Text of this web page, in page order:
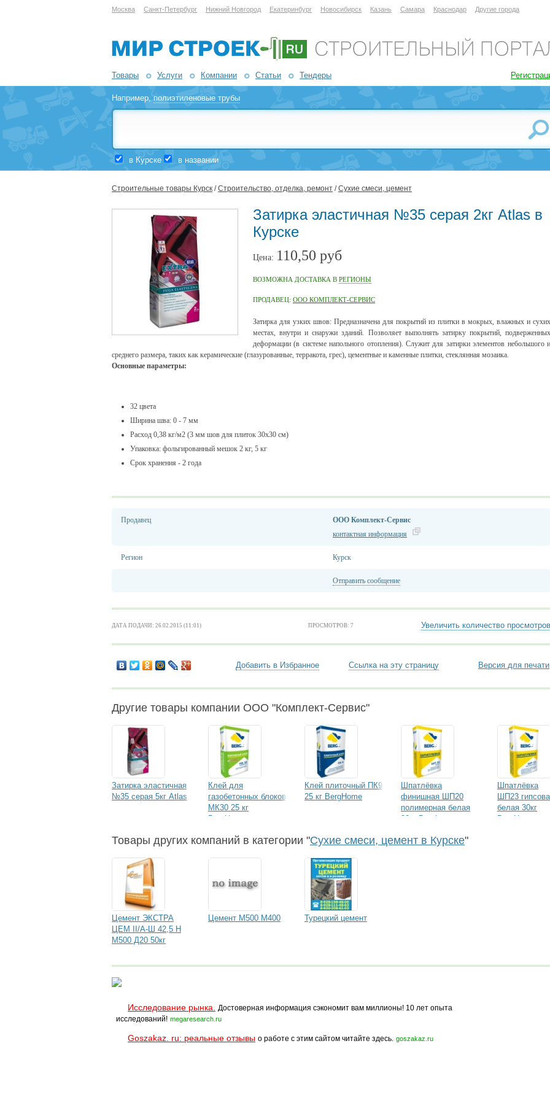
Москва Санкт-Петербург Нижний Новгород Екатеринбург Новосибирск Казань Самара Краснодар Другие города
Товары Услуги Компании Статьи Тендеры
Например,полиэтиленовые трубы
в Курске в названии
Строительные товары Курск /Строительство, отделка, ремонт /Сухие смеси, цемент
Затирка эластичная №35 серая 2кг Atlas в
Курске
Цена: 110,50 руб
ВОЗМОЖНА ДОСТАВКА В РЕГИОНЫ
ПРОДАВЕЦ: ООО КОМПЛЕКТ-СЕРВИС
Затирка для узких швов: Предназначена для покрытий из плитки в мокрых, влажных и сухих
местах, внутри и снаружи зданий. Позволяет выполнять затирку покрытий, подверженных
деформации (в системе напольного отопления). Служит для затирки элементов небольшого и
среднего размера, таких как керамические (глазурованные, терракота, грес), цементные и каменные плитки, стеклянная мозаика.
Основные параметры:
32 цвета
Ширина шва: 0 - 7 мм
Расход 0,38 кг/м2 (3 мм шов для плиток 30х30 см)
Упаковка: фольгированный мешок 2 кг, 5 кг
Срок хранения - 2 года
Продавец
ООО Комплект-Сервис
контактная информация
Регион Курск
Отправить сообщение
ДАТА ПОДАЧИ: 26.02.2015 (11:01) ПРОСМОТРОВ: 7 Увеличить количество просмотров
Добавить в Избранное Ссылка на эту страницу Версия для печати
Другие товары компании ООО "Комплект-Сервис"
Затирка эластичная
№35 серая 5кг Atlas
Клей для
газобетонных блоков
МК30 25 кг
BergHome
Клей плиточный ПК9
25 кг BergHome
Шпатлёвка
финишная ШП20
полимерная белая
20кг Berghome
Шпатлёвка
ШП23
белая 30кг
BergHome
Товары других компаний в категории "Сухие смеси, цемент в Курске"
Цемент ЭКСТРА
ЦЕМ II/А-Ш 42,5 Н
М500 Д20 50кг
Цемент М500 М400 Турецкий цемент
Исследование рынка.
Достоверная информация сэкономит вам миллионы! 10 лет опыта
исследований! megaresearch.ru
Goszakaz. ru: реальные отзывы о работе с этим сайтом читайте здесь. goszakaz.ru